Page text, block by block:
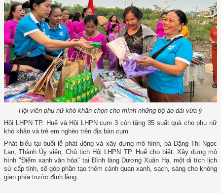
Hội viên phụ nữ khó khăn chọn cho mình những bộ áo dài vừa ý
Hội LHPN TP. Huế và Hội LHPN cụm 3 còn tặng 35 suất quà cho phụ nữ
khó khăn và trẻ em nghèo trên địa bàn cụm.
Phát biểu tại buổi lễ phát động và xây dựng mô hình, bà Đặng Thị Ngọc
Lan, Thành Ủy viên, Chủ tịch Hội LHPN TP. Huế cho biết: Xây dựng mô
hình "Điểm xanh văn hóa" tại Đình làng Dương Xuân Hạ, một di tích lịch
sử cấp tỉnh, sẽ góp phần tạo thêm cảnh quan xanh, sạch, sáng cho không
gian phía trước đình làng.